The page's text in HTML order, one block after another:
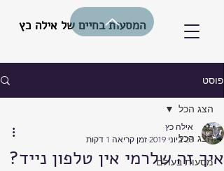
המסעות בחיים של אילה כץ
פוסט
הצג הכל
מסעות בעולם
הצג הכל
איך זה שלרמי אין טלפון נייד?
אילה כץ
23 ביוני 2019
זמן קריאה 1 דקות